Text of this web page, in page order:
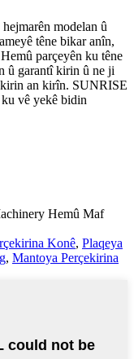
modelan û
têne bikar anîn,
parçeyên ku têne
û garantî kirin û ne ji
an kirîn. SUNRISE
vê yekê bidin
Hemû Maf
Konê, Plaqeya
, Mantoya Perçekirina